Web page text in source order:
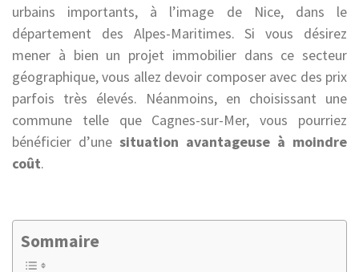
urbains importants, à l’image de Nice, dans le
département des Alpes-Maritimes. Si vous désirez
mener à bien un projet immobilier dans ce secteur
géographique, vous allez devoir composer avec des prix
parfois très élevés. Néanmoins, en choisissant une
commune telle que Cagnes-sur-Mer, vous pourriez
bénéficier d’une situation avantageuse à moindre
coût.
Sommaire